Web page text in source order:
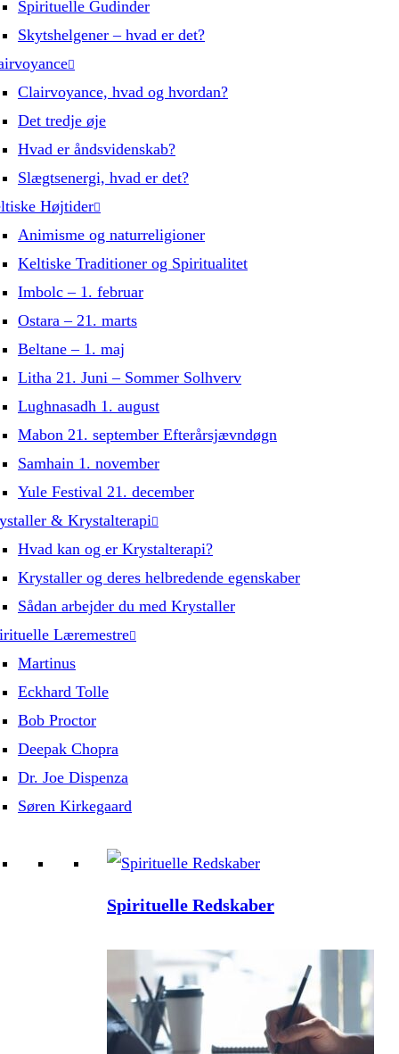
Spirituelle Gudinder
Skytshelgener – hvad er det?
Clairvoyance, hvad og hvordan?
Det tredje øje
Hvad er åndsvidenskab?
Slægtsenergi, hvad er det?
Højtider
Animisme og naturreligioner
Keltiske Traditioner og Spiritualitet
Imbolc – 1. februar
Ostara – 21. marts
Beltane – 1. maj
Litha 21. Juni – Sommer Solhverv
Lughnasadh 1. august
Mabon 21. september Efterårsjævndøgn
Samhain 1. november
Yule Festival 21. december
& Krystalterapi
Hvad kan og er Krystalterapi?
Krystaller og deres helbredende egenskaber
Sådan arbejder du med Krystaller
Læremestre
Martinus
Eckhard Tolle
Bob Proctor
Deepak Chopra
Dr. Joe Dispenza
Søren Kirkegaard
Spirituelle Redskaber